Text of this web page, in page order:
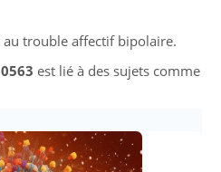
trouble affectif bipolaire.
est lié à des sujets comme